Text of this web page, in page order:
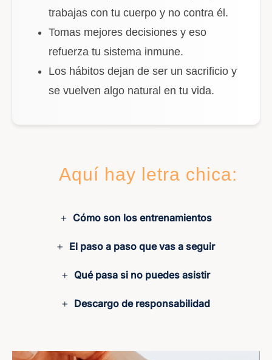
trabajas con tu cuerpo y no contra él.
Tomas mejores decisiones y eso
refuerza tu sistema inmune.
Los hábitos dejan de ser un sacrificio y
se vuelven algo natural en tu vida.
Aquí hay letra chica:
Cómo son los entrenamientos
El paso a paso que vas a seguir
Qué pasa si no puedes asistir
Descargo de responsabilidad